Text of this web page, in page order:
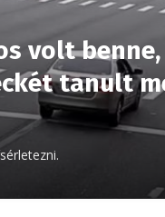
volt
tanult